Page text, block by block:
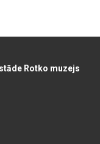
Rotko muzejs